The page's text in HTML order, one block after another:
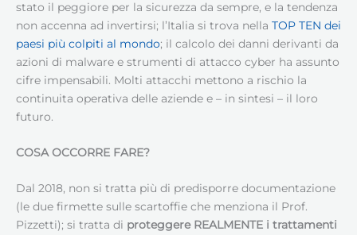
stato il peggiore per la sicurezza da sempre, e la tendenza
non accenna ad invertirsi; l’Italia si trova nella TOP TEN dei
paesi più colpiti al mondo; il calcolo dei danni derivanti da
azioni di malware e strumenti di attacco cyber ha assunto
cifre impensabili. Molti attacchi mettono a rischio la
continuita operativa delle aziende e – in sintesi – il loro
futuro.
COSA OCCORRE FARE?
Dal 2018, non si tratta più di predisporre documentazione
(le due firmette sulle scartoffie che menziona il Prof.
Pizzetti); si tratta di proteggere REALMENTE i trattamenti